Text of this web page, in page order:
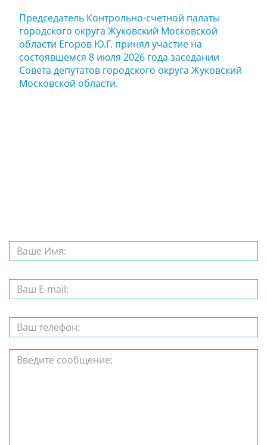
Председатель Контрольно-счетной палаты
городского округа Жуковский Московской
области Егоров Ю.Г. принял участие на
состоявшемся 8 июля 2026 года заседании
Совета депутатов городского округа Жуковский
Московской области.